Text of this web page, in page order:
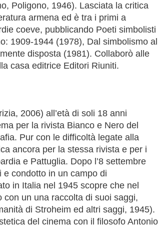
Poligono, 1946). Lasciata la critica
armena ed è tra i primi a
coeve, pubblicando Poeti simbolisti
1909-1944 (1978), Dal simbolismo al
disposta (1981). Collaborò alle
casa editrice Editori Riuniti.
2006) all’età di soli 18 anni
per la rivista Bianco e Nero del
Pur con le difficoltà legate alla
ancora per la stessa rivista e per i
e Pattuglia. Dopo l’8 settembre
condotto in un campo di
in Italia nel 1945 scopre che nel
un una raccolta di suoi saggi,
di Stroheim ed altri saggi, 1945).
del cinema con il filosofo Antonio